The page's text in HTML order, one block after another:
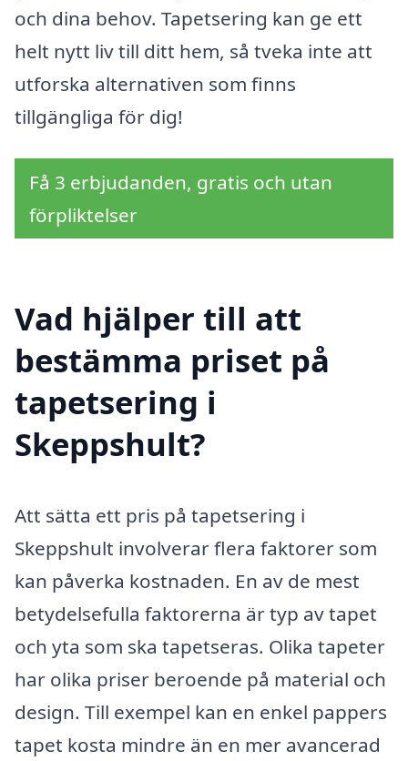
och dina behov. Tapetsering kan ge ett
helt nytt liv till ditt hem, så tveka inte att
utforska alternativen som finns
tillgängliga för dig!
Få 3 erbjudanden, gratis och utan
förpliktelser
Vad hjälper till att
bestämma priset på
tapetsering i
Skeppshult?
Att sätta ett pris på tapetsering i
Skeppshult involverar flera faktorer som
kan påverka kostnaden. En av de mest
betydelsefulla faktorerna är typ av tapet
och yta som ska tapetseras. Olika tapeter
har olika priser beroende på material och
design. Till exempel kan en enkel pappers
tapet kosta mindre än en mer avancerad